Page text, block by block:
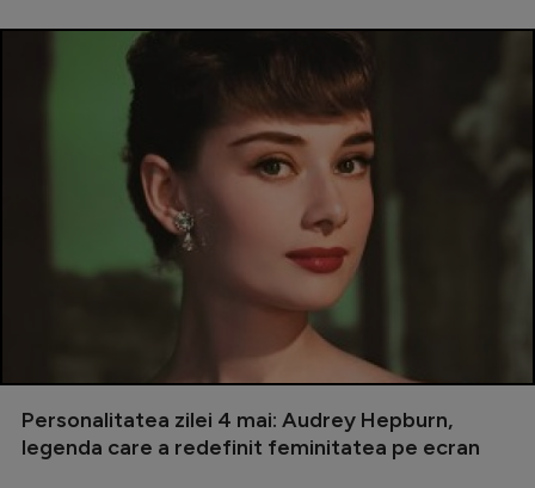
Personalitatea zilei 4 mai: Audrey Hepburn,
legenda care a redefinit feminitatea pe ecran